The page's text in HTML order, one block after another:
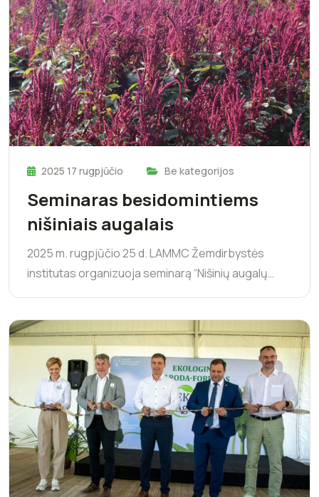
2025 17 rugpjūčio Be kategorijos
Seminaras besidomintiems
nišiniais augalais
2025 m. rugpjūčio 25 d. LAMMC Žemdirbystės
institutas organizuoja seminarą “Nišinių augalų…